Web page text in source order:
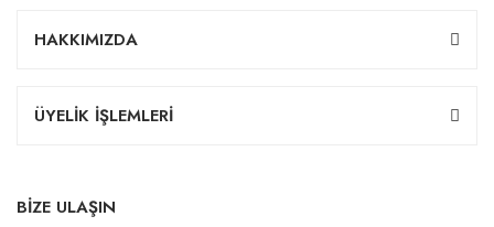
HAKKIMIZDA
ÜYELİK İŞLEMLERİ
BİZE ULAŞIN